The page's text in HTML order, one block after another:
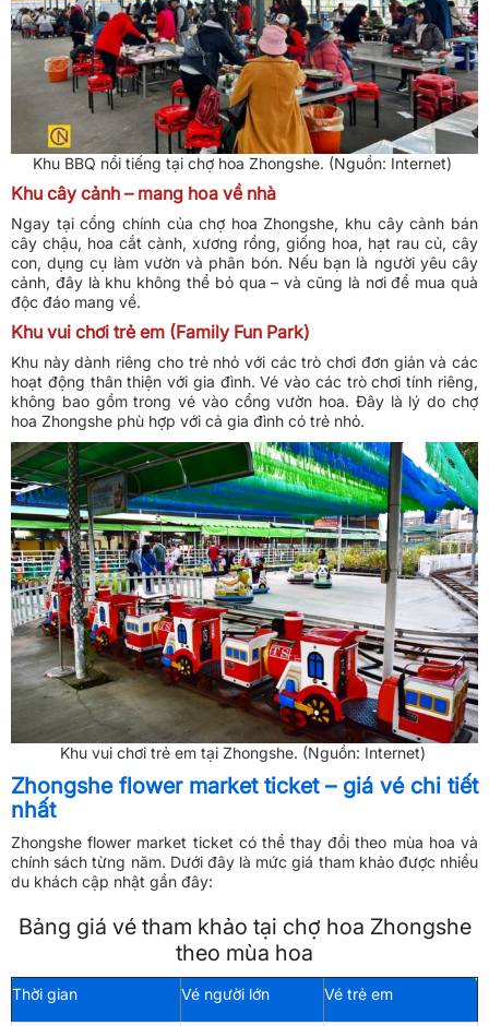
Khu BBQ nổi tiếng tại chợ hoa Zhongshe. (Nguồn: Internet)
Khu cây cảnh – mang hoa về nhà
Ngay tại cổng chính của chợ hoa Zhongshe, khu cây cảnh bán
cây chậu, hoa cắt cành, xương rồng, giống hoa, hạt rau củ, cây
con, dụng cụ làm vườn và phân bón. Nếu bạn là người yêu cây
cảnh, đây là khu không thể bỏ qua – và cũng là nơi để mua quà
độc đáo mang về.
Khu vui chơi trẻ em (Family Fun Park)
Khu này dành riêng cho trẻ nhỏ với các trò chơi đơn giản và các
hoạt động thân thiện với gia đình. Vé vào các trò chơi tính riêng,
không bao gồm trong vé vào cổng vườn hoa. Đây là lý do chợ
hoa Zhongshe phù hợp với cả gia đình có trẻ nhỏ.
Khu vui chơi trẻ em tại Zhongshe. (Nguồn: Internet)
Zhongshe flower market ticket – giá vé chi tiết
nhất
Zhongshe flower market ticket có thể thay đổi theo mùa hoa và
chính sách từng năm. Dưới đây là mức giá tham khảo được nhiều
du khách cập nhật gần đây:
Bảng giá vé tham khảo tại chợ hoa Zhongshe
theo mùa hoa
Thời gian Vé người lớn Vé trẻ em